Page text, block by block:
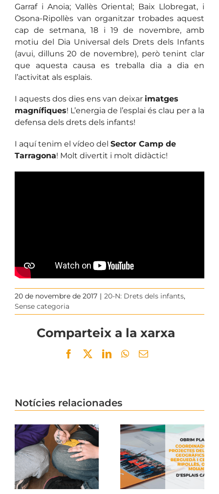
Garraf i Anoia; Vallès Oriental; Baix Llobregat, i
Osona-Ripollès van organitzar trobades aquest
cap de setmana, 18 i 19 de novembre, amb
motiu del Dia Universal dels Drets dels Infants
(avui, dilluns 20 de novembre), però tenint clar
que aquesta causa es treballa dia a dia en
l’activitat als esplais.
I aquests dos dies ens van deixar imatges
magnífiques! L’energia de l’esplai és clau per a la
defensa dels drets dels infants!
I aquí tenim el vídeo del Sector Camp de
Tarragona! Molt divertit i molt didàctic!
20 de novembre de 2017 | 20-N: Drets dels infants,
Sense categoria
Comparteix a la xarxa
Facebook
TwitterLinkedInWhatsApp
Email
Notícies relacionades